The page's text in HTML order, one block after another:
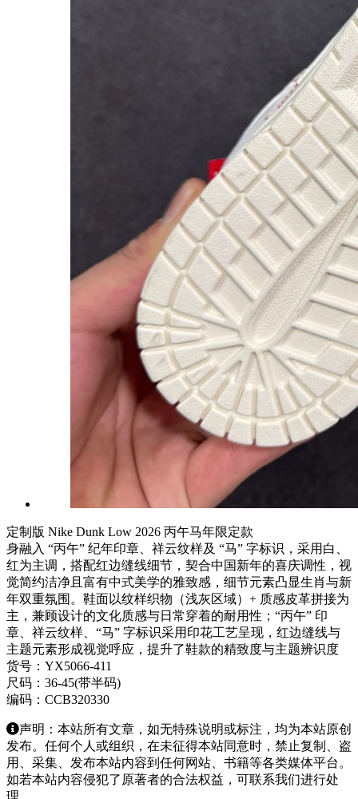
定制版 Nike Dunk Low 2026 丙午马年限定款
身融入 “丙午” 纪年印章、祥云纹样及 “马” 字标识，采用白、
红为主调，搭配红边缝线细节，契合中国新年的喜庆调性，视
觉简约洁净且富有中式美学的雅致感，细节元素凸显生肖与新
年双重氛围。鞋面以纹样织物（浅灰区域）+ 质感皮革拼接为
主，兼顾设计的文化质感与日常穿着的耐用性；“丙午” 印
章、祥云纹样、“马” 字标识采用印花工艺呈现，红边缝线与
主题元素形成视觉呼应，提升了鞋款的精致度与主题辨识度
货号：YX5066-411
尺码：36-45(带半码)
编码：CCB320330
声明：本站所有文章，如无特殊说明或标注，均为本站原创
发布。任何个人或组织，在未征得本站同意时，禁止复制、盗
用、采集、发布本站内容到任何网站、书籍等各类媒体平台。
如若本站内容侵犯了原著者的合法权益，可联系我们进行处